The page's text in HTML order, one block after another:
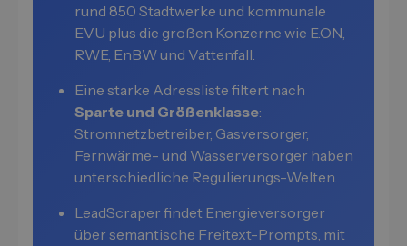
rund 850 Stadtwerke und kommunale
EVU plus die großen Konzerne wie E.ON,
RWE, EnBW und Vattenfall.
Eine starke Adressliste filtert nach
Sparte und Größenklasse:
Stromnetzbetreiber, Gasversorger,
Fernwärme- und Wasserversorger haben
unterschiedliche Regulierungs-Welten.
LeadScraper findet Energieversorger
über semantische Freitext-Prompts, mit